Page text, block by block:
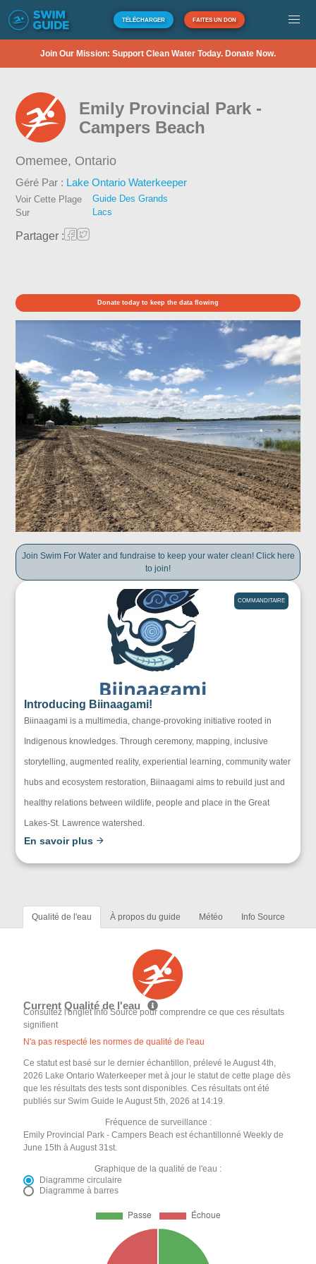
TÉLÉCHARGER FAITES UN DON
Join Our Mission: Support Clean Water Today. Donate Now.
Emily Provincial Park -
Campers Beach
Omemee, Ontario
Géré Par : Lake Ontario Waterkeeper
Voir Cette Plage
Sur
Guide Des Grands
Lacs
Partager :
Donate today to keep the data flowing
Join Swim For Water and fundraise to keep your water clean! Click here
to join!
COMMANDITAIRE
Introducing Biinaagami!
Biinaagami is a multimedia, change-provoking initiative rooted in
Indigenous knowledges. Through ceremony, mapping, inclusive
storytelling, augmented reality, experiential learning, community water
hubs and ecosystem restoration, Biinaagami aims to rebuild just and
healthy relations between wildlife, people and place in the Great
Lakes-St. Lawrence watershed.
En savoir plus
Qualité de l'eau À propos du guide Météo Info Source
Current Qualité de l'eau
Consultez l'onglet Info Source pour comprendre ce que ces résultats
signifient
N'a pas respecté les normes de qualité de l'eau
Ce statut est basé sur le dernier échantillon, prélevé le August 4th,
2026 Lake Ontario Waterkeeper met à jour le statut de cette plage dès
que les résultats des tests sont disponibles. Ces résultats ont été
publiés sur Swim Guide le August 5th, 2026 at 14:19.
Fréquence de surveillance :
Emily Provincial Park - Campers Beach est échantillonné Weekly de
June 15th à August 31st.
Graphique de la qualité de l'eau :
Diagramme circulaire
Diagramme à barres